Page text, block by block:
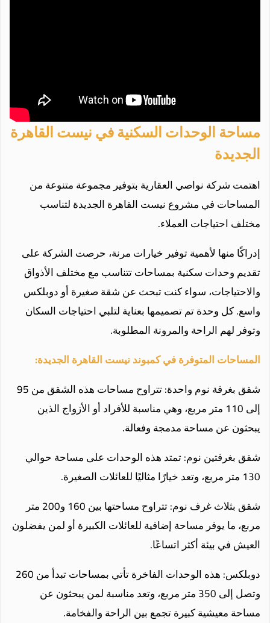
مساحة الوحدات السكنية في نيست القاهرة
الجديدة
اهتمت شركة نواصي العقارية بتوفير مجموعة متنوعة من
المساحات في مشروع نيست القاهرة الجديدة لتناسب
مختلف احتياجات العملاء.
إدراكًا منها لأهمية توفير خيارات مرنة، حرصت الشركة على
تقديم وحدات سكنية بمساحات تتناسب مع مختلف الأذواق
والاحتياجات، سواء كنت تبحث عن شقة صغيرة أو دوبلكس
واسع. كل وحدة تم تصميمها بعناية لتلبي احتياجات السكان
وتوفر لهم الراحة والمرونة المطلوبة.
المساحات المتوفرة في كمبوند نيست القاهرة الجديدة:
شقق بغرفة نوم واحدة: تتراوح مساحات هذه الشقق من 95
إلى 110 متر مربع، وهي مناسبة للأفراد أو الأزواج الذين
يبحثون عن مساحة مدمجة وفعالة.
شقق بغرفتين نوم: تمتد هذه الوحدات على مساحة حوالي
130 متر مربع، وتعد خيارًا مثاليًا للعائلات الصغيرة.
شقق بثلاث غرف نوم: تتراوح مساحتها بين 160 و200 متر
مربع، ما يوفر مساحة إضافية للعائلات الكبيرة أو لمن يفضلون
العيش في بيئة أكثر اتساعًا.
دوبلكس: هذه الوحدات الفاخرة تأتي بمساحات تبدأ من 260
وتصل إلى 350 متر مربع، وتعد مناسبة لمن يبحثون عن
مساحة معيشية كبيرة تجمع بين الراحة والفخامة.